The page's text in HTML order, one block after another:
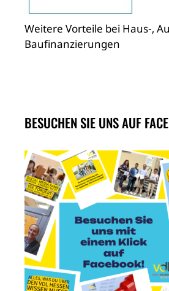
Weitere Vorteile bei Haus-,
Baufinanzierungen
BESUCHEN SIE UNS AUF